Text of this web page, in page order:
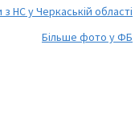
з НС у Черкаській області
Більше фото у ФБ